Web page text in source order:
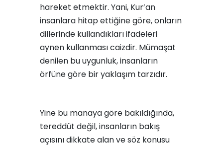
hareket etmektir. Yani, Kur’an
insanlara hitap ettiğine göre, onların
dillerinde kullandıkları ifadeleri
aynen kullanması caizdir. Mümaşat
denilen bu uygunluk, insanların
örfüne göre bir yaklaşım tarzıdır.
Yine bu manaya göre bakıldığında,
tereddüt değil, insanların bakış
açısını dikkate alan ve söz konusu